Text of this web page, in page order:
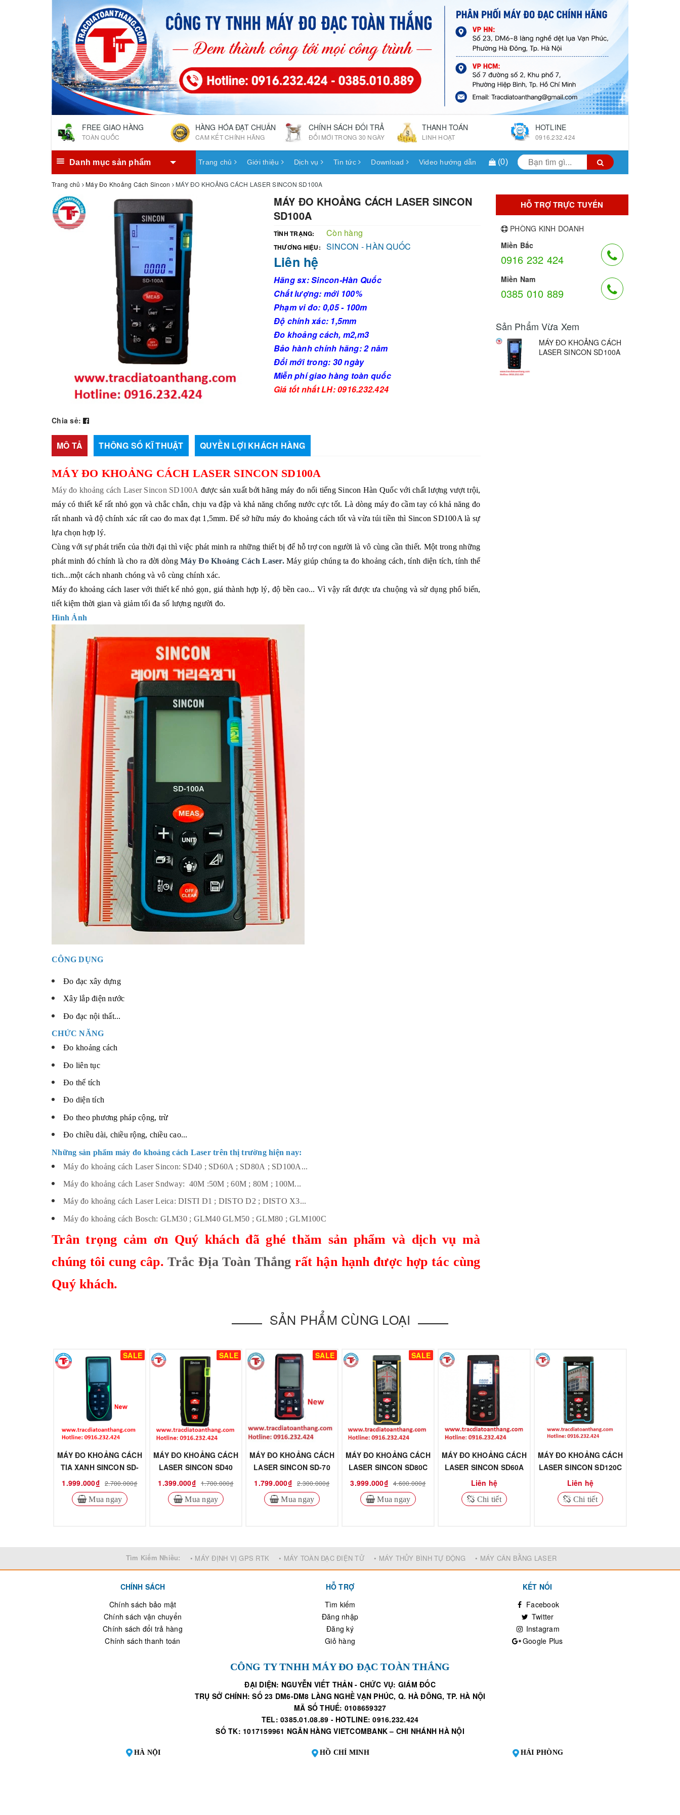
FREE GIAO HÀNG
TOÀN QUỐC
HÀNG HÓA ĐẠT CHUẨN
CAM KẾT CHÍNH HÃNG
CHÍNH SÁCH ĐỔI TRẢ
ĐỔI MỚI TRONG 30 NGÀY
THANH TOÁN
LINH HOẠT
HOTLINE
0916.232.424
Danh mục sản phẩm Trang chủ Giới thiệu Dịch vụ Tin tức Download Video hướng dẫn (0)
Trang chủ Máy Đo Khoảng Cách Sincon MÁY ĐO KHOẢNG CÁCH LASER SINCON SD100A
Chia sẻ:
MÁY ĐO KHOẢNG CÁCH LASER SINCON
SD100A
TÌNH TRẠNG: Còn hàng
THƯƠNG HIỆU: SINCON - HÀN QUỐC
Liên hệ
Hãng sx: Sincon-Hàn Quốc
Chất lượng: mới 100%
Phạm vi đo: 0,05 - 100m
Độ chính xác: 1,5mm
Đo khoảng cách, m2,m3
Bảo hành chính hãng: 2 năm
Đổi mới trong: 30 ngày
Miễn phí giao hàng toàn quốc
Giá tốt nhất LH: 0916.232.424
MÔ TẢ THÔNG SỐ KĨ THUẬT QUYỀN LỢI KHÁCH HÀNG
MÁY ĐO KHOẢNG CÁCH LASER SINCON SD100A
Máy đo khoảng cách Laser Sincon SD100A được sản xuất bởi hãng máy đo nổi tiếng Sincon Hàn Quốc với chất lượng vượt trội,
máy có thiết kế rất nhỏ gọn và chắc chắn, chịu va đập và khả năng chống nước cực tốt. Là dòng máy đo cầm tay có khả năng đo
rất nhanh và độ chính xác rất cao đo max đạt 1,5mm. Để sở hữu máy đo khoảng cách tốt và vừa túi tiền thì Sincon SD100A là sự
lựa chọn hợp lý.
Cùng với sự phát triển của thời đại thì việc phát minh ra những thiết bị để hỗ trợ con người là vô cùng cần thiết. Một trong những
phát minh đó chính là cho ra đời dòng Máy Đo Khoảng Cách Laser. Máy giúp chúng ta đo khoảng cách, tính diện tích, tính thể
tich...một cách nhanh chóng và vô cùng chính xác.
Máy đo khoảng cách laser với thiết kế nhỏ gọn, giá thành hợp lý, độ bền cao... Vì vậy rất được ưa chuộng và sử dụng phổ biến,
tiết kiệm thời gian và giảm tối đa số lượng người đo.
Hình Ảnh
CÔNG DỤNG
Đo đạc xây dựng
Xây lắp điện nước
Đo đạc nội thất...
CHỨC NĂNG
Đo khoảng cách
Đo liên tục
Đo thể tích
Đo diện tích
Đo theo phương pháp cộng, trừ
Đo chiều dài, chiều rộng, chiều cao...
Những sản phẩm máy đo khoảng cách Laser trên thị trường hiện nay:
Máy đo khoảng cách Laser Sincon: SD40 ; SD60A ; SD80A ; SD100A...
Máy đo khoảng cách Laser Sndway: 40M :50M ; 60M ; 80M ; 100M...
Máy đo khoảng cách Laser Leica: DISTI D1 ; DISTO D2 ; DISTO X3...
Máy đo khoảng cách Bosch: GLM30 ; GLM40 GLM50 ; GLM80 ; GLM100C
Trân trọng cảm ơn Quý khách đã ghé thăm sản phẩm và dịch vụ mà
chúng tôi cung câp.Trắc Địa Toàn Thắng rất hận hạnh được hợp tác cùng
Quý khách.
HỖ TRỢ TRỰC TUYẾN
PHÒNG KINH DOANH
Miền Bắc
0916 232 424
Miền Nam
0385 010 889
Sản Phẩm Vừa Xem
MÁY ĐO KHOẢNG CÁCH
LASER SINCON SD100A
SẢN PHẨM CÙNG LOẠI
SALE
MÁY ĐO KHOẢNG CÁCH
TIA XANH SINCON SD-
70G
1.999.000₫ 2.700.000₫
Mua ngay
SALE
MÁY ĐO KHOẢNG CÁCH
LASER SINCON SD40
1.399.000₫ 1.700.000₫
Mua ngay
SALE
MÁY ĐO KHOẢNG CÁCH
LASER SINCON SD-70
1.799.000₫ 2.300.000₫
Mua ngay
SALE
MÁY ĐO KHOẢNG CÁCH
LASER SINCON SD80C
3.999.000₫ 4.600.000₫
Mua ngay
MÁY ĐO KHOẢNG CÁCH
LASER SINCON SD60A
Liên hệ
Chi tiết
MÁY ĐO KHOẢNG CÁCH
LASER SINCON SD120C
Liên hệ
Chi tiết
Tìm Kiếm Nhiều: • MÁY ĐỊNH VỊ GPS RTK • MÁY TOÀN ĐẠC ĐIỆN TỬ • MÁY THỦY BÌNH TỰ ĐỘNG • MÁY CÂN BẰNG LASER
CHÍNH SÁCH
Chính sách bảo mật
Chính sách vận chuyển
Chính sách đổi trả hàng
Chính sách thanh toán
HỖ TRỢ
Tìm kiếm
Đăng nhập
Đăng ký
Giỏ hàng
KẾT NỐI
Facebook
Twitter
Instagram
Google Plus
CÔNG TY TNHH MÁY ĐO ĐẠC TOÀN THẮNG
ĐẠI DIỆN: NGUYỄN VIẾT THẢN - CHỨC VỤ: GIÁM ĐỐC
TRỤ SỞ CHÍNH: SỐ 23 DM6-DM8 LÀNG NGHỀ VẠN PHÚC, Q. HÀ ĐÔNG, TP. HÀ NỘI
MÃ SỐ THUẾ: 0108659327
TEL: 0385.01.08.89 - HOTLINE: 0916.232.424
SỐ TK: 1017159961 NGÂN HÀNG VIETCOMBANK – CHI NHÁNH HÀ NỘI
HÀ NỘI HỒ CHÍ MINH HẢI PHÒNG